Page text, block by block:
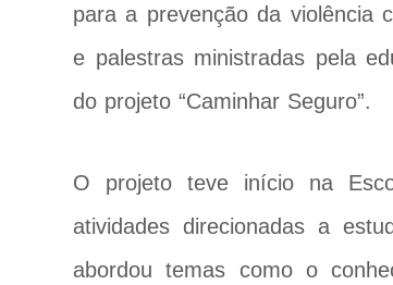
para a prevenção da violência
e palestras ministradas pela
do projeto “Caminhar Seguro”.
O projeto teve início na
atividades direcionadas a
abordou temas como o